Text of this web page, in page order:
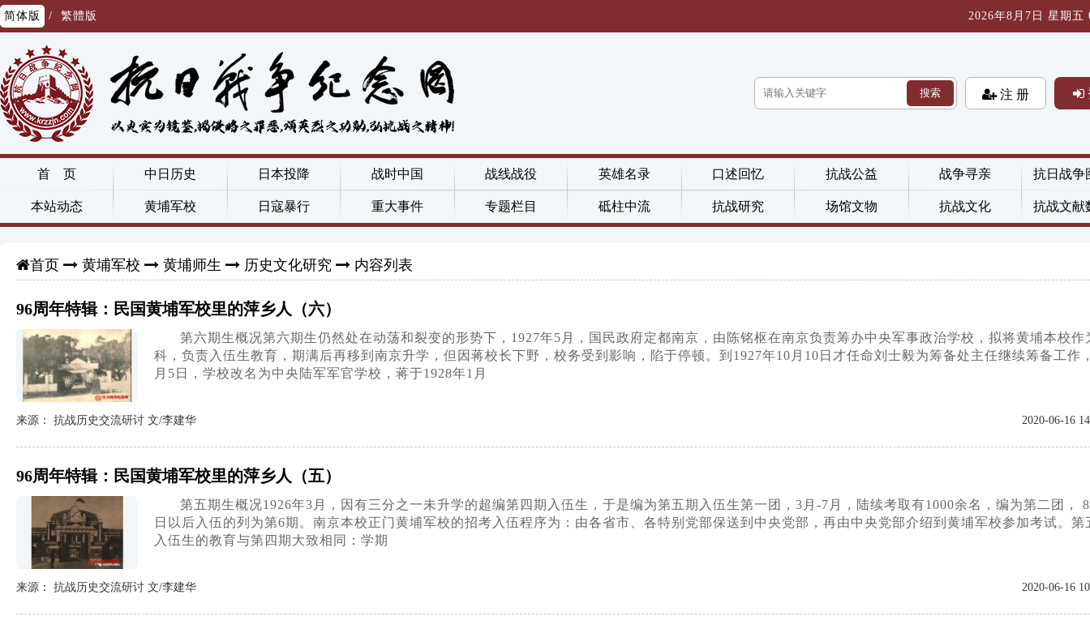
简体版 / 繁體版 2026年8月7日 星期五
搜索 注 册
首 页 中日历史 日本投降 战时中国 战线战役 英雄名录 口述回忆 抗战公益 战争寻亲 抗日战争
本站动态 黄埔军校 日寇暴行 重大事件 专题栏目 砥柱中流 抗战研究 场馆文物 抗战文化 抗战文献
首页 黄埔军校 黄埔师生 历史文化研究 内容列表
96周年特辑：民国黄埔军校里的萍乡人（六）
第六期生概况第六期生仍然处在动荡和裂变的形势下，1927年5月，国民政府定都南京，由陈铭枢在南京负责筹办中央军事政治学校，拟将黄埔本校作
科，负责入伍生教育，期满后再移到南京升学，但因蒋校长下野，校务受到影响，陷于停顿。到1927年10月10日才任命刘士毅为筹备处主任继续筹备工作
月5日，学校改名为中央陆军军官学校，蒋于1928年1月
来源： 抗战历史交流研讨 文/李建华 2020-06-16
96周年特辑：民国黄埔军校里的萍乡人（五）
第五期生概况1926年3月，因有三分之一未升学的超编第四期入伍生，于是编为第五期入伍生第一团，3月-7月，陆续考取有1000余名，编为第二团，
日以后入伍的列为第6期。南京本校正门黄埔军校的招考入伍程序为：由各省市、各特别党部保送到中央党部，再由中央党部介绍到黄埔军校参加考试。第
入伍生的教育与第四期大致相同：学期
来源： 抗战历史交流研讨 文/李建华 2020-06-16